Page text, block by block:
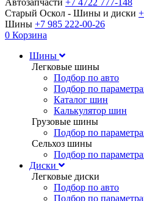
Автозапчасти +7 4722 777-148
Старый Оскол - Шины и диски
Шины +7 985 222-00-26
0 Корзина
Шины
Легковые шины
Подбор по авто
Подбор по
Каталог шин
Калькулятор шин
Грузовые шины
Подбор по
Сельхоз шины
Подбор по
Диски
Легковые диски
Подбор по авто
Подбор по